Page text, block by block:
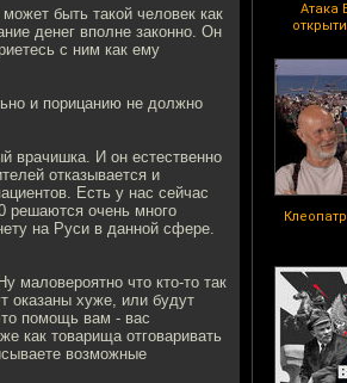
Атака
быть такой человек как
денег вполне законно. Он
с ним как ему
и порицанию не должно
врачишка. И он естественно
отказывается и
Есть у нас сейчас
решаются очень много
на Руси в данной сфере.
маловероятно что кто-то так
оказаны хуже, или будут
помощь вам - вас
как товарища отговаривать
возможные